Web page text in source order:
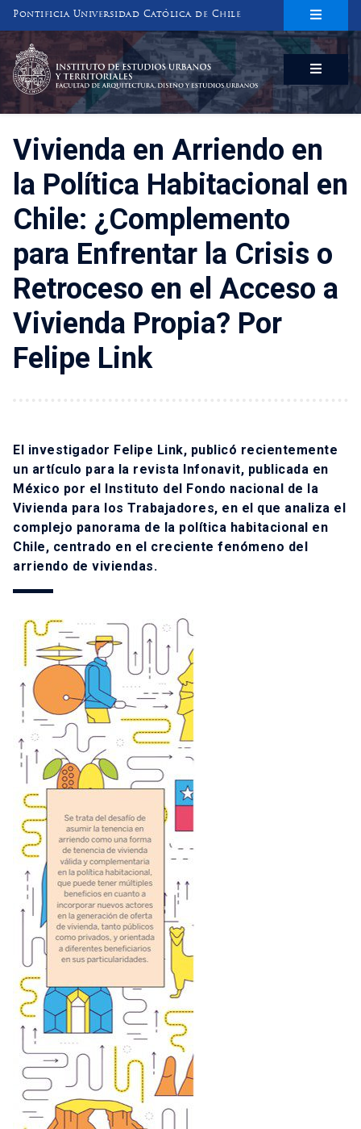
Pontificia Universidad Católica de Chile
INSTITUTO DE ESTUDIOS URBANOS
Y TERRITORIALES
FACULTAD DE ARQUITECTURA, DISEÑO Y ESTUDIOS URBANOS
Vivienda en Arriendo en
la Política Habitacional en
Chile: ¿Complemento
para Enfrentar la Crisis o
Retroceso en el Acceso a
Vivienda Propia? Por
Felipe Link
El investigador Felipe Link, publicó recientemente
un artículo para la revista Infonavit, publicada en
México por el Instituto del Fondo nacional de la
Vivienda para los Trabajadores, en el que analiza el
complejo panorama de la política habitacional en
Chile, centrado en el creciente fenómeno del
arriendo de viviendas.